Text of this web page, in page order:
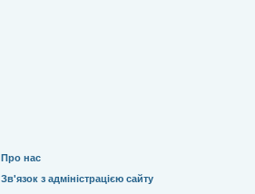
Про нас
Зв'язок з адміністрацією сайту